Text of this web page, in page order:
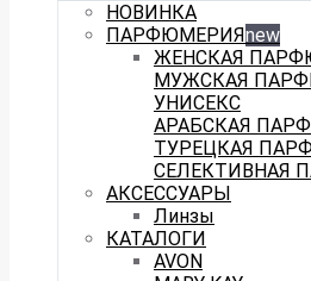
НОВИНКА
ПАРФЮМЕРИЯnew
ЖЕНСКАЯ
МУЖСКАЯ
УНИСЕКС
АРАБСКАЯ
ТУРЕЦКАЯ
СЕЛЕКТИВНАЯ
АКСЕССУАРЫ
Линзы
КАТАЛОГИ
AVON